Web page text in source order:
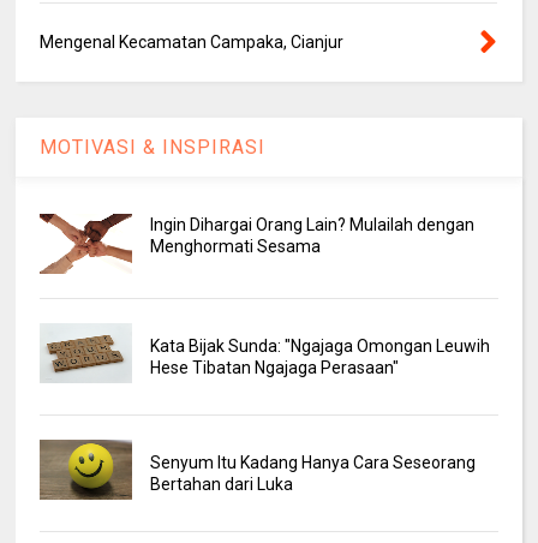
Mengenal Kecamatan Campaka, Cianjur
MOTIVASI & INSPIRASI
Ingin Dihargai Orang Lain? Mulailah dengan
Menghormati Sesama
Kata Bijak Sunda: "Ngajaga Omongan Leuwih
Hese Tibatan Ngajaga Perasaan"
Senyum Itu Kadang Hanya Cara Seseorang
Bertahan dari Luka